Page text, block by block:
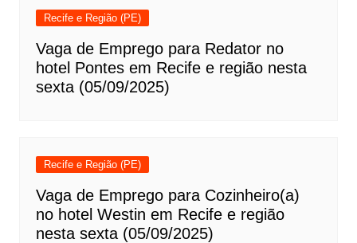
Recife e Região (PE)
Vaga de Emprego para Redator no
hotel Pontes em Recife e região nesta
sexta (05/09/2025)
Recife e Região (PE)
Vaga de Emprego para Cozinheiro(a)
no hotel Westin em Recife e região
nesta sexta (05/09/2025)